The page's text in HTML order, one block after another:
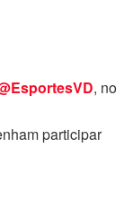
, no
participar